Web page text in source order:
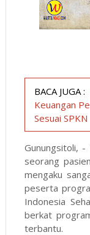
BACA JUGA :
Keuangan
Sesuai SPKN
Gunungsitoli, -
seorang
mengaku
peserta
Indonesia
berkat
terbantu.